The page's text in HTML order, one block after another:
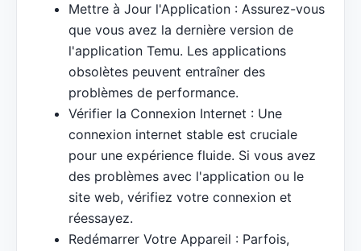
Mettre à Jour l'Application : Assurez-vous
que vous avez la dernière version de
l'application Temu. Les applications
obsolètes peuvent entraîner des
problèmes de performance.
Vérifier la Connexion Internet : Une
connexion internet stable est cruciale
pour une expérience fluide. Si vous avez
des problèmes avec l'application ou le
site web, vérifiez votre connexion et
réessayez.
Redémarrer Votre Appareil : Parfois,